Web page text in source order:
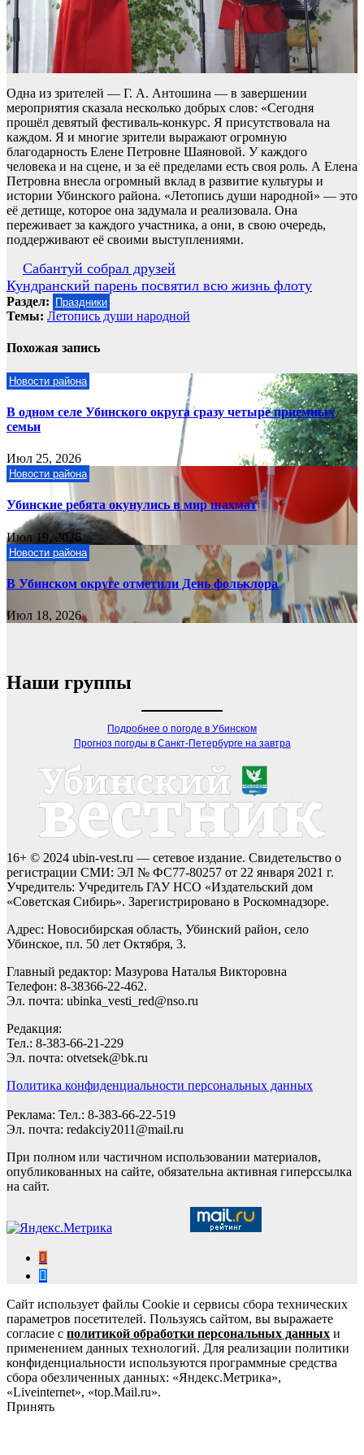
Одна из зрителей — Г. А. Антошина — в завершении
мероприятия сказала несколько добрых слов: «Сегодня
прошёл девятый фестиваль-конкурс. Я присутствовала на
каждом. Я и многие зрители выражают огромную
благодарность Елене Петровне Шаяновой. У каждого
человека и на сцене, и за её пределами есть своя роль. А Елена
Петровна внесла огромный вклад в развитие культуры и
истории Убинского района. «Летопись души народной» — это
её детище, которое она задумала и реализовала. Она
переживает за каждого участника, а они, в свою очередь,
поддерживают её своими выступлениями.
Навигация
по
записям
Сабантуй собрал друзей
Кундранский парень посвятил всю жизнь флоту
Раздел: Праздники
Темы: Летопись души народной
Похожая запись
Новости района
В одном селе Убинского округа сразу четыре приемных
семьи
Июл 25, 2026
Новости района
Убинские ребята окунулись в мир шахмат
Июл 19, 2026
Новости района
В Убинском округе отметили День фольклора
Июл 18, 2026
Наши группы
Подробнее о погоде в Убинском
Прогноз погоды в Санкт-Петербурге на завтра
16+ © 2024 ubin-vest.ru — сетевое издание. Свидетельство о
регистрации СМИ: ЭЛ № ФС77-80257 от 22 января 2021 г.
Учредитель: Учредитель ГАУ НСО «Издательский дом
«Советская Сибирь». Зарегистрировано в Роскомнадзоре.
Адрес: Новосибирская область, Убинский район, село
Убинское, пл. 50 лет Октября, 3.
Главный редактор: Мазурова Наталья Викторовна
Телефон: 8-38366-22-462.
Эл. почта: ubinka_vesti_red@nso.ru
Редакция:
Тел.: 8-383-66-21-229
Эл. почта: otvetsek@bk.ru
Политика конфиденциальности персональных данных
Реклама: Тел.: 8-383-66-22-519
Эл. почта: redakciy2011@mail.ru
При полном или частичном использовании материалов,
опубликованных на сайте, обязательна активная гиперссылка
на сайт.
Сайт использует файлы Cookie и сервисы сбора технических
параметров посетителей. Пользуясь сайтом, вы выражаете
согласие с политикой обработки персональных данных и
применением данных технологий. Для реализации политики
конфиденциальности используются программные средства
сбора обезличенных данных: «Яндекс.Метрика»,
«Liveinternet», «top.Mail.ru».
Принять